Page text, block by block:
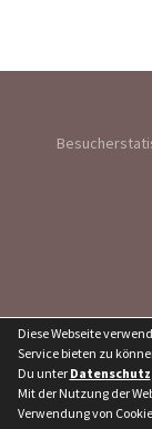
Diese Webseite
Service bieten zu
Du unter Datenschutz
Mit der Nutzung der
Verwendung von